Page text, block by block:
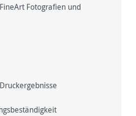
Fotografien und